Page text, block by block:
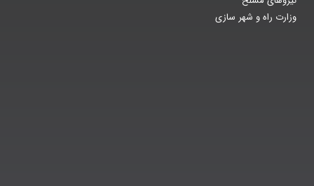
وزارت راه و شهر سازی